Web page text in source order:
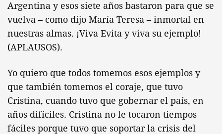
Argentina y esos siete años bastaron para que se
vuelva – como dijo María Teresa – inmortal en
nuestras almas. ¡Viva Evita y viva su ejemplo!
(APLAUSOS).
Yo quiero que todos tomemos esos ejemplos y
que también tomemos el coraje, que tuvo
Cristina, cuando tuvo que gobernar el país, en
años difíciles. Cristina no le tocaron tiempos
fáciles porque tuvo que soportar la crisis del